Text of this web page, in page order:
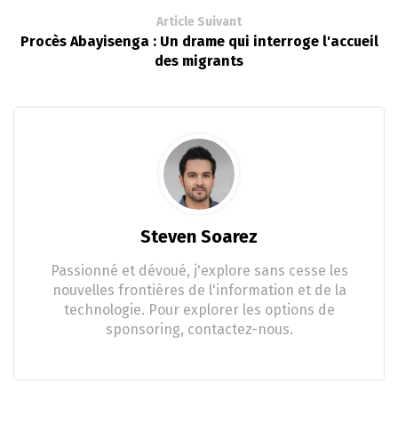
Article Suivant
Procès Abayisenga : Un drame qui interroge l'accueil
des migrants
Steven Soarez
Passionné et dévoué, j'explore sans cesse les
nouvelles frontières de l'information et de la
technologie. Pour explorer les options de
sponsoring, contactez-nous.